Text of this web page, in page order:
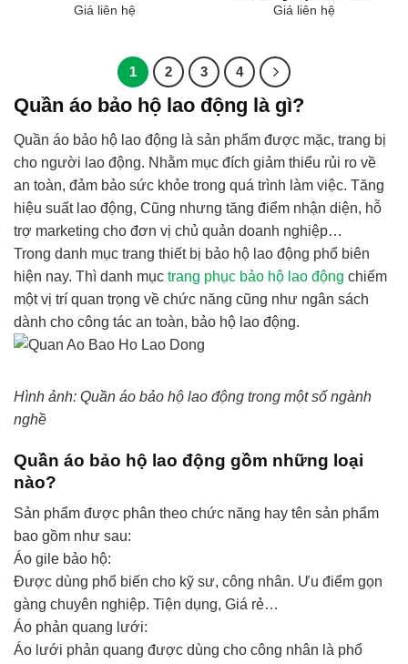
Giá liên hệ
Giá liên hệ
1 2 3 4
Quần áo bảo hộ lao động là gì?
Quần áo bảo hộ lao động là sản phẩm được mặc, trang bị
cho người lao động. Nhằm mục đích giảm thiểu rủi ro về
an toàn, đảm bảo sức khỏe trong quá trình làm việc. Tăng
hiệu suất lao động, Cũng nhưng tăng điểm nhận diện, hỗ
trợ marketing cho đơn vị chủ quản doanh nghiệp…
Trong danh mục trang thiết bị bảo hộ lao động phổ biên
hiện nay. Thì danh mục trang phục bảo hộ lao động chiếm
một vị trí quan trọng về chức năng cũng như ngân sách
dành cho công tác an toàn, bảo hộ lao động.
Hình ảnh: Quần áo bảo hộ lao động trong một số ngành
nghề
Quần áo bảo hộ lao động gồm những loại
nào?
Sản phẩm được phân theo chức năng hay tên sản phẩm
bao gồm như sau:
Áo gile bảo hộ:
Được dùng phổ biến cho kỹ sư, công nhân. Ưu điểm gọn
gàng chuyên nghiệp. Tiện dụng, Giá rẻ…
Áo phản quang lưới:
Áo lưới phản quang được dùng cho công nhân là phổ